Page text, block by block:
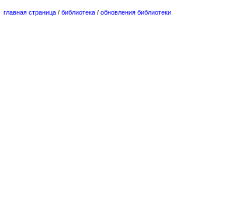
главная страница / библиотека / обновления библиотеки